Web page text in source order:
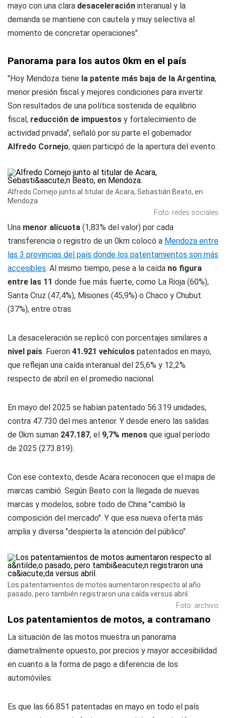
mayo con una clara desaceleración interanual y la
demanda se mantiene con cautela y muy selectiva al
momento de concretar operaciones".
Panorama para los autos 0km en el país
"Hoy Mendoza tiene la patente más baja de la Argentina,
menor presión fiscal y mejores condiciones para invertir.
Son resultados de una política sostenida de equilibrio
fiscal, reducción de impuestos y fortalecimiento de
actividad privada", señaló por su parte el gobernador
Alfredo Cornejo, quien participó de la apertura del evento.
Alfredo Cornejo junto al titular de Acara, Sebastián Beato, en
Mendoza.
Foto: redes sociales
Una menor alícuota (1,83% del valor) por cada
transferencia o registro de un 0km colocó a Mendoza entre
las 3 provincias del país donde los patentamientos son más
accesibles. Al mismo tiempo, pese a la caída no figura
entre las 11 donde fue más fuerte, como La Rioja (60%),
Santa Cruz (47,4%), Misiones (45,9%) o Chaco y Chubut
(37%), entre otras.
La desaceleración se replicó con porcentajes similares a
nivel país. Fueron 41.921 vehículos patentados en mayo,
que reflejan una caída interanual del 25,6% y 12,2%
respecto de abril en el promedio nacional.
En mayo del 2025 se habían patentado 56.319 unidades,
contra 47.730 del mes anterior. Y desde enero las salidas
de 0km suman 247.187, el 9,7% menos que igual período
de 2025 (273.819).
Con ese contexto, desde Acara reconocen que el mapa de
marcas cambió. Según Beato con la llegada de nuevas
marcas y modelos, sobre todo de China "cambió la
composición del mercado". Y que esa nueva oferta más
amplia y diversa "despierta la atención del público".
Los patentamientos de motos aumentaron respecto al año
pasado, pero también registraron una caída versus abril.
Foto: archivo
Los patentamientos de motos, a contramano
La situación de las motos muestra un panorama
diametralmente opuesto, por precios y mayor accesibilidad
en cuanto a la forma de pago a diferencia de los
automóviles.
Es que las 66.851 patentadas en mayo en todo el país